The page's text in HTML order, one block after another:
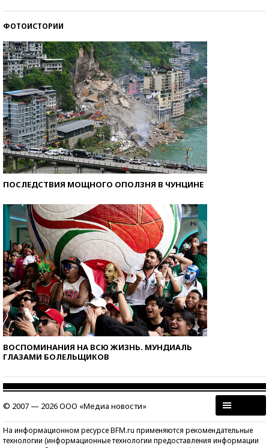
ФОТОИСТОРИИ
ПОСЛЕДСТВИЯ МОЩНОГО ОПОЛЗНЯ В ЧУНЦИНЕ
ВОСПОМИНАНИЯ НА ВСЮ ЖИЗНЬ. МУНДИАЛЬ
ГЛАЗАМИ БОЛЕЛЬЩИКОВ
© 2007 — 2026 ООО «Медиа новости»
На информационном ресурсе BFM.ru применяются рекомендательные
технологии (информационные технологии предоставления информации